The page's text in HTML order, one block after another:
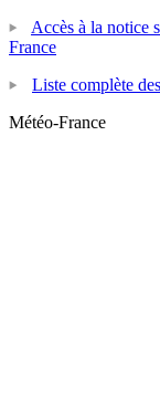
Accès à la notice
France
Liste complète
Météo-France